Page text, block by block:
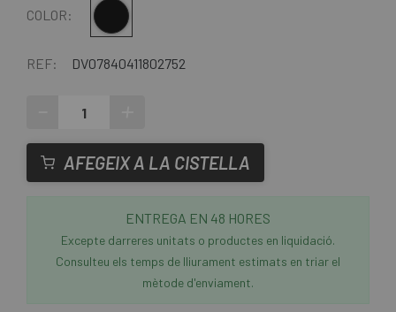
COLOR: Multi
REF: DV07840411802752
AFEGEIX A LA CISTELLA
ENTREGA EN 48 HORES
Excepte darreres unitats o productes en liquidació.
Consulteu els temps de lliurament estimats en triar el
mètode d'enviament.